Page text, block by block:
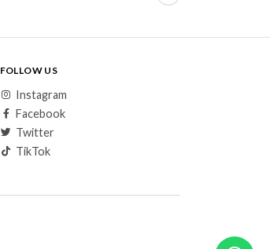
FOLLOW US
Instagram
Facebook
Twitter
TikTok